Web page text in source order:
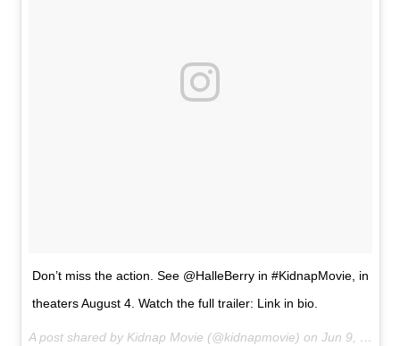
Don’t miss the action. See @HalleBerry in #KidnapMovie, in
theaters August 4. Watch the full trailer: Link in bio.
A post shared by Kidnap Movie (@kidnapmovie) on Jun 9, 2017 at 9:04am PDT